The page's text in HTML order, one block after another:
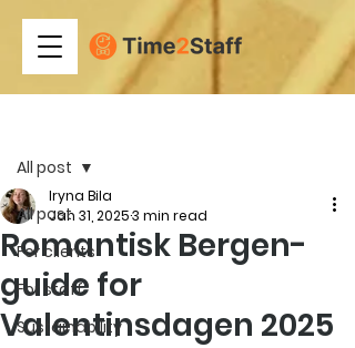
All post
For clients
For staff
Sustainability
All post
Romantisk Bergen-
guide for
Valentinsdagen 2025
Iryna Bila
Jan 31, 20253 min read